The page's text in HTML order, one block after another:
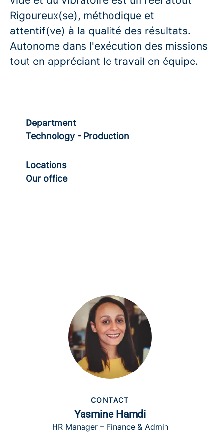
Rigoureux(se), méthodique et
attentif(ve) à la qualité des résultats.
Autonome dans l'exécution des missions
tout en appréciant le travail en équipe.
Department
Technology - Production
Locations
Our office
CONTACT
Yasmine Hamdi
HR Manager – Finance & Admin